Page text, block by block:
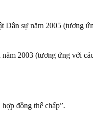
Dân sự năm 2005 (tương
2003 (tương ứng với
đồng thế chấp”.